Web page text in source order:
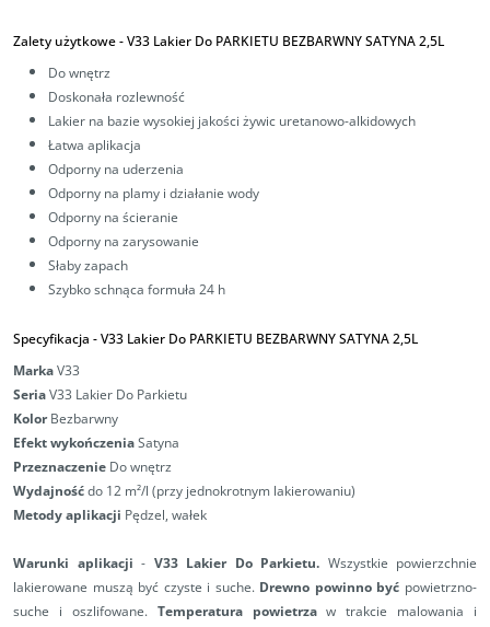
Zalety użytkowe -V33 Lakier Do PARKIETU BEZBARWNY SATYNA 2,5L
Do wnętrz
Doskonała rozlewność
Lakier na bazie wysokiej jakości żywic uretanowo-alkidowych
Łatwa aplikacja
Odporny na uderzenia
Odporny na plamy i działanie wody
Odporny na ścieranie
Odporny na zarysowanie
Słaby zapach
Szybko schnąca formuła 24 h
Specyfikacja -V33 Lakier Do PARKIETU BEZBARWNY SATYNA 2,5L
MarkaV33
SeriaV33 Lakier Do Parkietu
KolorBezbarwny
Efekt wykończeniaSatyna
Przeznaczenie Do wnętrz
Wydajnośćdo 12 m²/l (przy jednokrotnym lakierowaniu)
Metody aplikacji Pędzel, wałek
Warunki aplikacji - V33 Lakier Do Parkietu. Wszystkie powierzchnie
lakierowane muszą być czyste i suche. Drewno powinno być powietrzno-
suche i oszlifowane. Temperatura powietrzaw trakcie malowania i